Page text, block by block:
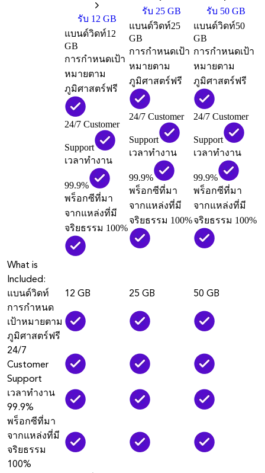
รับ 12 GB
แบนด์วิดท์12
GB
การกำหนดเป้า
หมายตาม
ภูมิศาสตร์ฟรี
24/7 Customer
Support
เวลาทำงาน
99.9%
พร็อกซีที่มา
จากแหล่งที่มี
จริยธรรม 100%
รับ 25 GB
แบนด์วิดท์25
GB
การกำหนดเป้า
หมายตาม
ภูมิศาสตร์ฟรี
24/7 Customer
Support
เวลาทำงาน
99.9%
พร็อกซีที่มา
จากแหล่งที่มี
จริยธรรม 100%
รับ 50 GB
แบนด์วิดท์50
GB
การกำหนดเป้า
หมายตาม
ภูมิศาสตร์ฟรี
24/7 Customer
Support
เวลาทำงาน
99.9%
พร็อกซีที่มา
จากแหล่งที่มี
จริยธรรม 100%
What is
Included:
แบนด์วิดท์
12 GB 25 GB
50 GB
การกำหนด
เป้าหมายตาม
ภูมิศาสตร์ฟรี
24/7
Customer
Support
เวลาทำงาน
99.9%
พร็อกซีที่มา
จากแหล่งที่มี
จริยธรรม
100%